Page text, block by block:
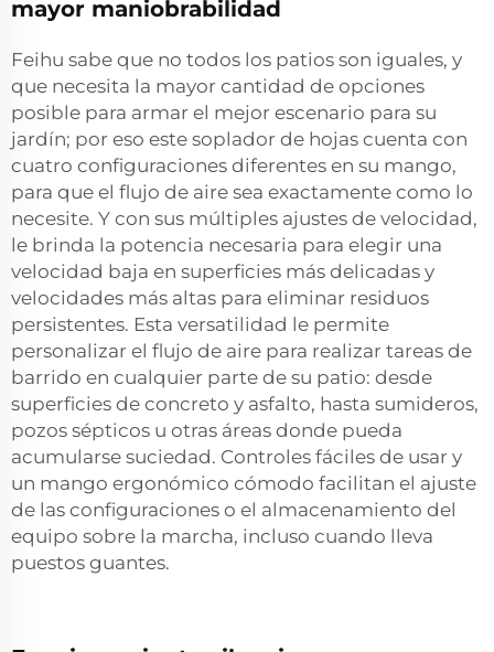
mayor maniobrabilidad
Feihu sabe que no todos los patios son iguales, y
que necesita la mayor cantidad de opciones
posible para armar el mejor escenario para su
jardín; por eso este soplador de hojas cuenta con
cuatro configuraciones diferentes en su mango,
para que el flujo de aire sea exactamente como lo
necesite. Y con sus múltiples ajustes de velocidad,
le brinda la potencia necesaria para elegir una
velocidad baja en superficies más delicadas y
velocidades más altas para eliminar residuos
persistentes. Esta versatilidad le permite
personalizar el flujo de aire para realizar tareas de
barrido en cualquier parte de su patio: desde
superficies de concreto y asfalto, hasta sumideros,
pozos sépticos u otras áreas donde pueda
acumularse suciedad. Controles fáciles de usar y
un mango ergonómico cómodo facilitan el ajuste
de las configuraciones o el almacenamiento del
equipo sobre la marcha, incluso cuando lleva
puestos guantes.